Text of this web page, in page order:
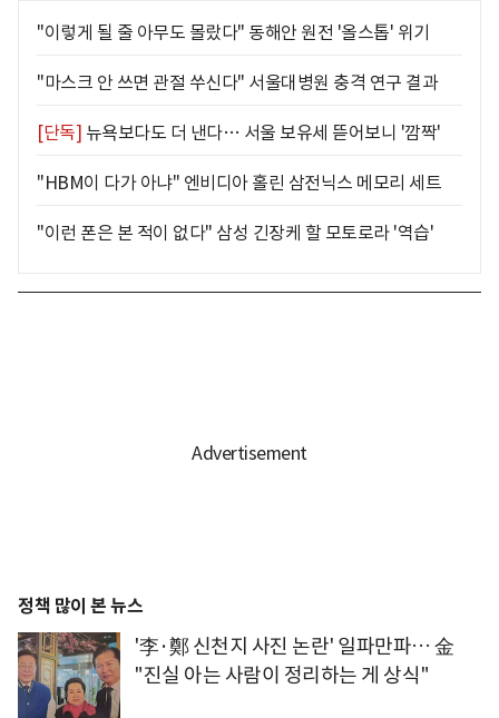
"이렇게 될 줄 아무도 몰랐다" 동해안 원전 '올스톱' 위기
"마스크 안 쓰면 관절 쑤신다" 서울대병원 충격 연구 결과
[단독] 뉴욕보다도 더 낸다… 서울 보유세 뜯어보니 '깜짝'
"HBM이 다가 아냐" 엔비디아 홀린 삼전닉스 메모리 세트
"이런 폰은 본 적이 없다" 삼성 긴장케 할 모토로라 '역습'
정책 많이 본 뉴스
'李·鄭 신천지 사진 논란' 일파만파… 金
"진실 아는 사람이 정리하는 게 상식"